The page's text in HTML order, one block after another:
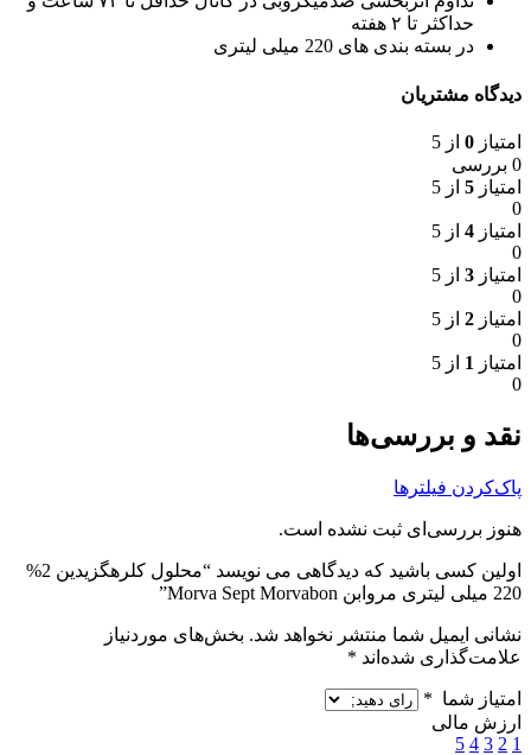
حداکثر تا ۲ هفته
در بسته بندی های 220 میلی لیتری
دیدگاه مشتریان
امتیاز 0 از 5
0 بررسی
امتیاز 5 از 5
0
امتیاز 4 از 5
0
امتیاز 3 از 5
0
امتیاز 2 از 5
0
امتیاز 1 از 5
0
نقد و بررسی‌ها
پاک‌کردن فیلترها
هنوز بررسی‌ای ثبت نشده است.
اولین کسی باشید که دیدگاهی می نویسد “محلول کلرهگزیدین 2%
220 میلی لیتری مروابن Morva Sept Morvabon”
نشانی ایمیل شما منتشر نخواهد شد. بخش‌های موردنیاز
علامت‌گذاری شده‌اند *
امتیاز شما *
ارزش مالی
1
2
3
4
5